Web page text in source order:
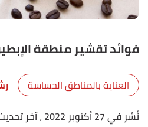
فوائد تقشير منطقة
العناية بالمناطق الحساسة
نُشر في 27 أكتوبر 2022
، آخر تحديث 15 مارس